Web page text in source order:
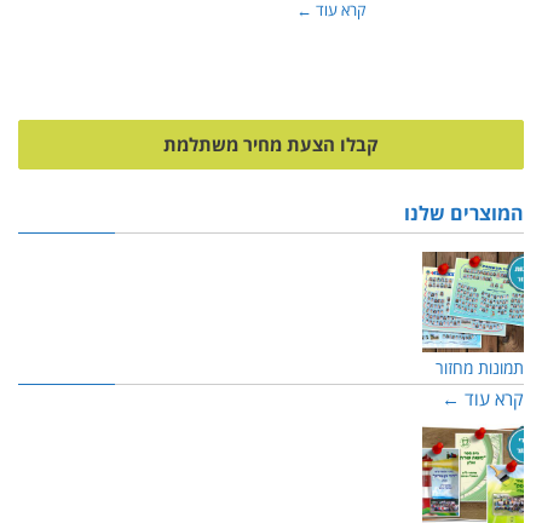
קרא עוד ←
קבלו הצעת מחיר משתלמת
המוצרים שלנו
תמונות מחזור
קרא עוד ←